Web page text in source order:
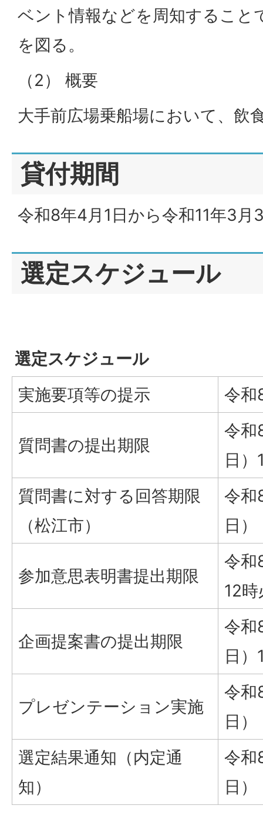
ベント情報などを周知すること
を図る。
（2） 概要
大手前広場乗船場において、飲
貸付期間
令和8年4月1日から令和11年3月
選定スケジュール
選定スケジュール
実施要項等の提示
令和
質問書の提出期限
令和
日）
質問書に対する回答期限
（松江市）
令和
日）
参加意思表明書提出期限
令和
12
企画提案書の提出期限
令和
日）
プレゼンテーション実施
令和
日）
選定結果通知（内定通
知）
令和
日）